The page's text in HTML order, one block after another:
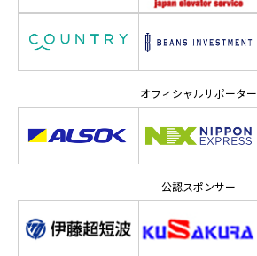
オフィシャルサポーター
公認スポンサー